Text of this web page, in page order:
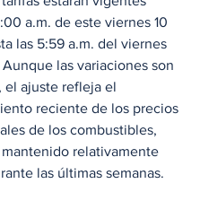
a.m. de este viernes 10
las 5:59 a.m. del viernes
las variaciones son
el ajuste refleja el
reciente de los precios
de los combustibles,
relativamente
las últimas semanas.